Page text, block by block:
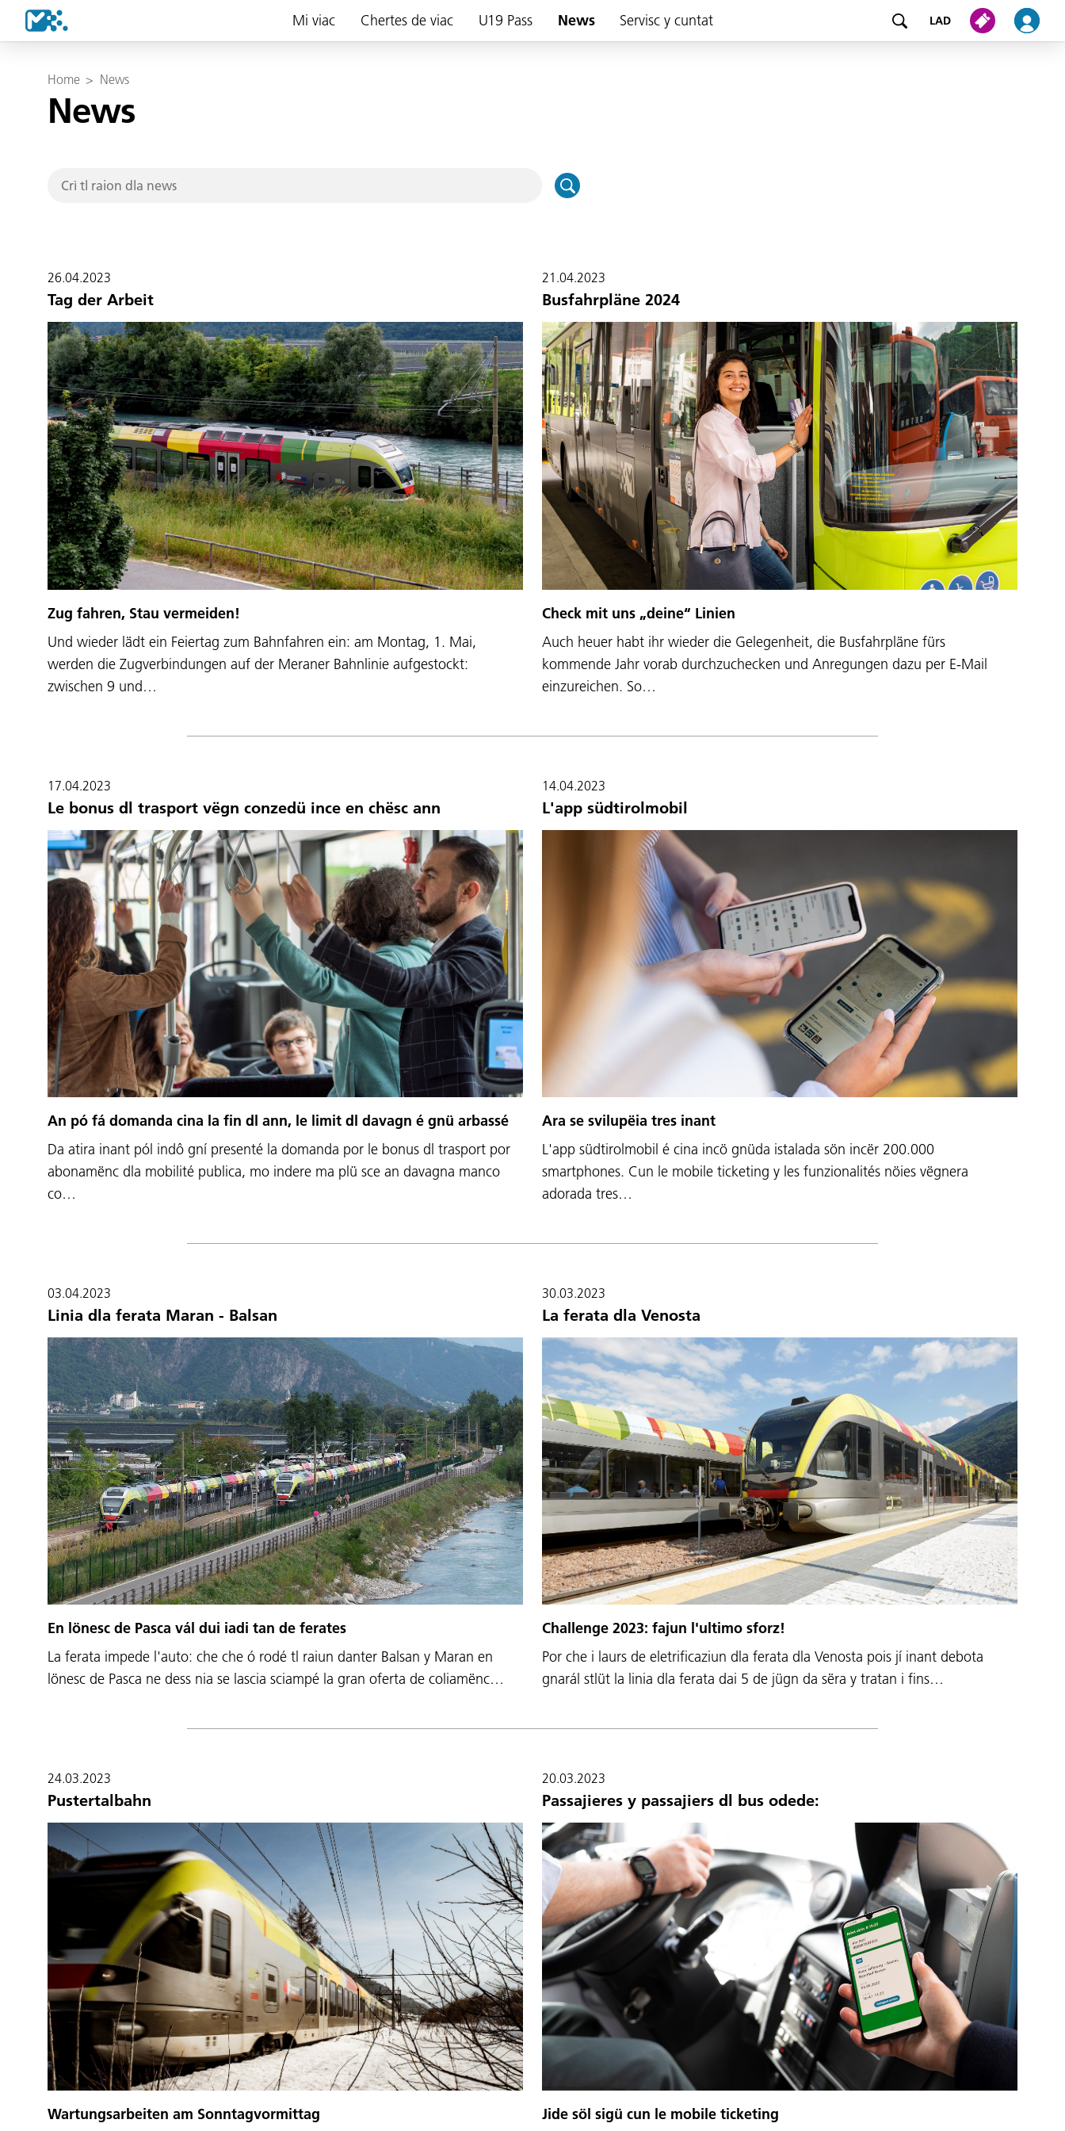
Mi viac Chertes de viac U19 Pass News Servisc y cuntat LAD
Home > News
News
26.04.2023
Tag der Arbeit
Zug fahren, Stau vermeiden!
Und wieder lädt ein Feiertag zum Bahnfahren ein: am Montag, 1. Mai,
werden die Zugverbindungen auf der Meraner Bahnlinie aufgestockt:
zwischen 9 und…
21.04.2023
Busfahrpläne 2024
Check mit uns „deine“ Linien
Auch heuer habt ihr wieder die Gelegenheit, die Busfahrpläne fürs
kommende Jahr vorab durchzuchecken und Anregungen dazu per E-Mail
einzureichen. So…
17.04.2023
Le bonus dl trasport vëgn conzedü ince en chësc ann
An pó fá domanda cina la fin dl ann, le limit dl davagn é gnü arbassé
Da atira inant pól indô gní presenté la domanda por le bonus dl trasport por
abonamënc dla mobilité publica, mo indere ma plü sce an davagna manco
co…
14.04.2023
L'app südtirolmobil
Ara se svilupëia tres inant
L'app südtirolmobil é cina incö gnüda istalada sön incër 200.000
smartphones. Cun le mobile ticketing y les funzionalités nöies vëgnera
adorada tres…
03.04.2023
Linia dla ferata Maran - Balsan
En lönesc de Pasca vál dui iadi tan de ferates
La ferata impede l'auto: che che ó rodé tl raiun danter Balsan y Maran en
lönesc de Pasca ne dess nia se lascia sciampé la gran oferta de coliamënc…
30.03.2023
La ferata dla Venosta
Challenge 2023: fajun l'ultimo sforz!
Por che i laurs de eletrificaziun dla ferata dla Venosta pois jí inant debota
gnarál stlüt la linia dla ferata dai 5 de jügn da sëra y tratan i fins…
24.03.2023
Pustertalbahn
Wartungsarbeiten am Sonntagvormittag
20.03.2023
Passajieres y passajiers dl bus odede:
Jide söl sigü cun le mobile ticketing